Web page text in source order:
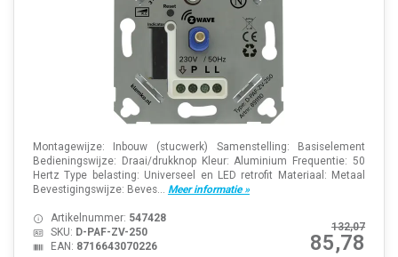
Montagewijze: Inbouw (stucwerk) Samenstelling: Basiselement
Bedieningswijze: Draai/drukknop Kleur: Aluminium Frequentie: 50
Hertz Type belasting: Universeel en LED retrofit Materiaal: Metaal
Bevestigingswijze: Beves... Meer informatie »
132,07
85,78
Artikelnummer: 547428
SKU: D-PAF-ZV-250
EAN: 8716643070226